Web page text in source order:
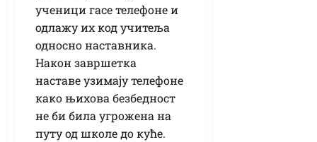
ученици гасе телефоне и
одлажу их код учитеља
односно наставника.
Након завршетка
наставе узимају телефоне
како њихова безбедност
не би била угрожена на
путу од школе до куће.